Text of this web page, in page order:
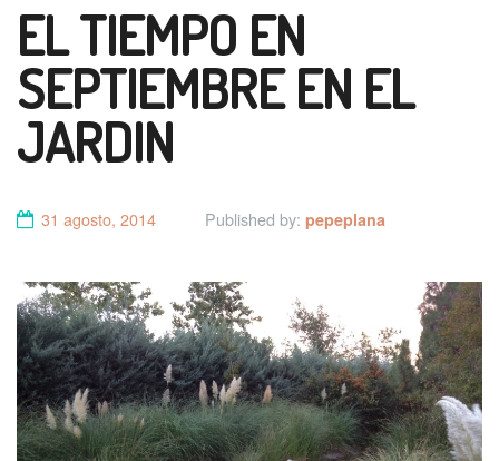
EL TIEMPO EN
SEPTIEMBRE EN EL
JARDIN
31 agosto, 2014 Published by: pepeplana